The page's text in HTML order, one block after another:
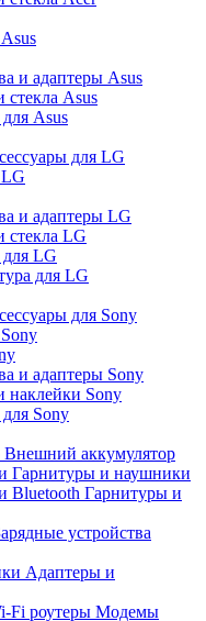
и адаптеры Asus
Asus
Asus
для LG
и адаптеры LG
стекла LG
LG
для LG
для Sony
и адаптеры Sony
наклейки Sony
Sony
Внешний аккумулятор
Гарнитуры и наушники
Гарнитуры и
устройства
Адаптеры и
Модемы